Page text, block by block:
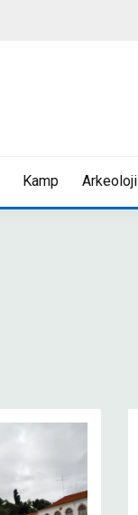
Kamp Arkeoloji